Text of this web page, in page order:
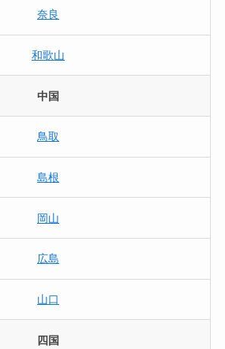
奈良
和歌山
中国
鳥取
島根
岡山
広島
山口
四国